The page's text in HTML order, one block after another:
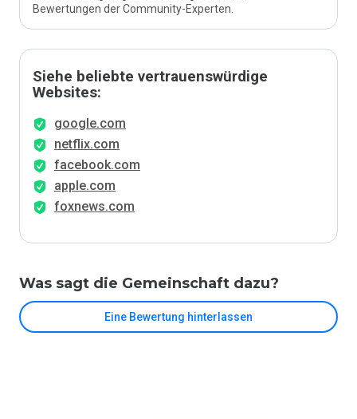
Bewertungen der Community-Experten.
Siehe beliebte vertrauenswürdige
Websites:
google.com
netflix.com
facebook.com
apple.com
foxnews.com
Was sagt die Gemeinschaft dazu?
Eine Bewertung hinterlassen